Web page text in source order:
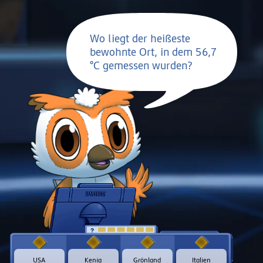
Wo liegt der heißeste
bewohnte Ort, in dem 56,7
°C gemessen wurden?
t
USA Kenia Grönland Italien